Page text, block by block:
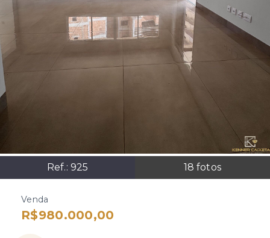
Ref.: 925 18 fotos
Venda
R$980.000,00